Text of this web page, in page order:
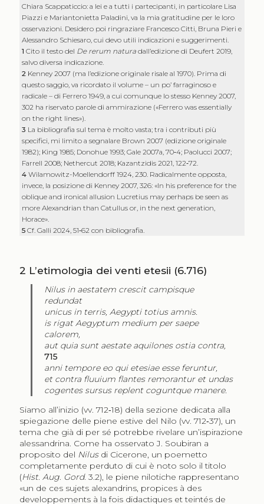
Chiara Scappaticcio: a lei e a tutti i partecipanti, in particolare Lisa
Piazzi e Mariantonietta Paladini, va la mia gratitudine per le loro
osservazioni. Desidero poi ringraziare Francesco Citti, Bruna Pieri e
Alessandro Schiesaro, cui devo utili indicazioni e suggerimenti.
1Cito il testo del De rerum naturadall’edizione di Deufert 2019,
salvo diversa indicazione.
2 Kenney 2007 (ma l’edizione originale risale al 1970). Prima di
questo saggio, va ricordato il volume – un po’ farraginoso e
radicale – di Ferrero 1949, a cui comunque lo stesso Kenney 2007,
302 ha riservato parole di ammirazione («Ferrero was essentially
on the right lines»).
3 La bibliografia sul tema è molto vasta; tra i contributi più
specifici, mi limito a segnalare Brown 2007 (edizione originale
1982); King 1985; Donohue 1993; Gale 2007a, 70‑4; Paolucci 2007;
Farrell 2008; Nethercut 2018; Kazantzidis 2021, 122‑72.
4Wilamowitz-Moellendorff 1924, 230. Radicalmente opposta,
invece, la posizione di Kenney 2007, 326: «In his preference for the
oblique and ironical allusion Lucretius may perhaps be seen as
more Alexandrian than Catullus or, in the next generation,
Horace».
5Cf. Galli 2024, 51‑62 con bibliografia.
2 L’etimologia dei venti etesii (6.716)
Nilus in aestatem crescit campisque
redundat
unicus in terris, Aegypti totius amnis.
is rigat Aegyptum medium per saepe
calorem,
aut quia sunt aestate aquilones ostia contra,
715
anni tempore eo qui etesiae esse feruntur,
et contra fluuium flantes remorantur et undas
cogentes sursus replent coguntque manere.
Siamo all’inizio (vv. 712‑18) della sezione dedicata alla
spiegazione delle piene estive del Nilo (vv. 712‑37), un
tema che già di per sé potrebbe rivelare un’ispirazione
alessandrina. Come ha osservato J. Soubiran a
proposito del Nilusdi Cicerone, un poemetto
completamente perduto di cui è noto solo il titolo
(Hist. Aug. Gord. 3.2), le piene nilotiche rappresentano
«un de ces sujets alexandrins, propices à des
developpements à la fois didactiques et teintés de